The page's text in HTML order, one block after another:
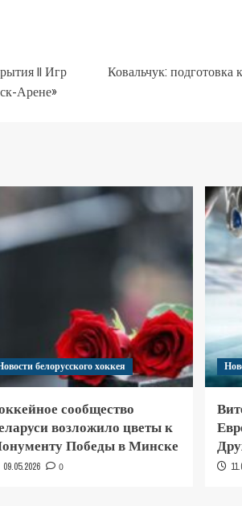
II Игр
Арене»
Ковальчук:
белорусского хоккея
сообщество
возложило цветы к
Победы в Минске
09.05.2026 0